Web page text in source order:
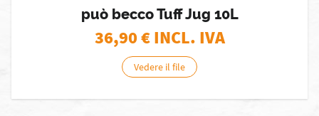
può becco Tuff Jug 10L
36,90€ INCL. IVA
Vedere il file